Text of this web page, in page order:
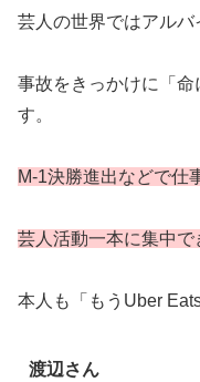
芸人の世界ではアルバ
事故をきっかけに「
す。
M-1決勝進出などで仕
芸人活動一本に集中で
本人も「もうUber
渡辺さん